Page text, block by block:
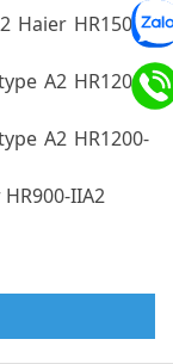
Haier HR1500-
A2 HR1200-
A2 HR1200-
IIA2